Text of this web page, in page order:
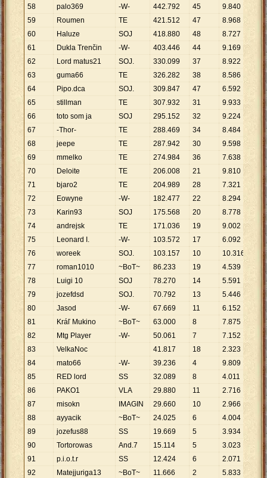
58 palo369 -W- 442.792 45 9.840
59
Roumen TE 421.512 47 8.968
60
Haluze SOJ 418.880 48 8.727
61
Dukla Trenčin -W- 403.446 44 9.169
62
Lord matus21 SOJ. 330.099 37 8.922
63
guma66 TE 326.282 38 8.586
64
Pipo.dca SOJ. 309.847 47 6.592
65
stillman TE 307.932 31 9.933
66
toto som ja SOJ 295.152 32 9.224
67
-Thor- TE 288.469 34 8.484
68
jeepe TE 287.942 30 9.598
69
mmelko TE 274.984 36 7.638
70
Deloite TE 206.008 21 9.810
71
bjaro2 TE 204.989 28 7.321
72
Eowyne -W- 182.477 22 8.294
73
Karin93 SOJ 175.568 20 8.778
74
andrejsk TE 171.036 19 9.002
75
Leonard I. -W- 103.572 17 6.092
76
woreek SOJ. 103.157 10 10.316
77
roman1010 ~BoT~ 86.233 19 4.539
78
Luigi 10 SOJ 78.270 14 5.591
79
jozefdsd SOJ. 70.792 13 5.446
80
Jasod -W- 67.669 11 6.152
81
Kráľ Mukino ~BoT~ 63.000 8 7.875
82
Mtg Player -W- 50.061 7 7.152
83
VelkaNoc 41.817 18 2.323
84
mato66 -W- 39.236 4 9.809
85
RED lord SS 32.089 8 4.011
86
PAKO1 VLA 29.880 11 2.716
87
misokn IMAGIN 29.660 10 2.966
88
ayyacik ~BoT~ 24.025 6 4.004
89
jozefus88 SS 19.669 5 3.934
90
Tortorowas And.7 15.114 5 3.023
91
p.i.o.t.r SS 12.424 6 2.071
92
Matejjuriga13 ~BoT~ 11.666 2 5.833